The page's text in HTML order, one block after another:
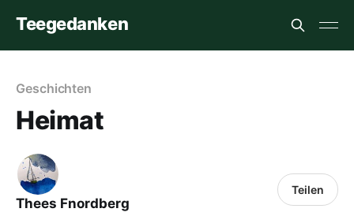
Teegedanken
Geschichten
Heimat
Thees Fnordberg
Teilen